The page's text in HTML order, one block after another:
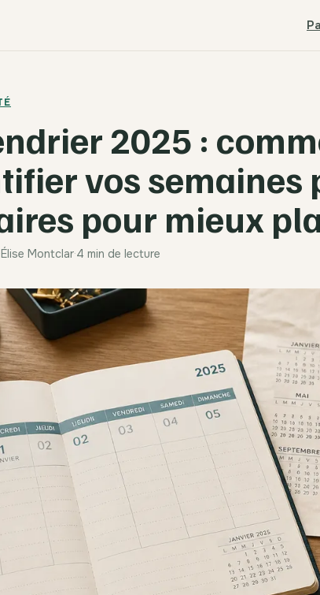
2025 :
vos semaines
pour mieux
Élise Montclar·4 min de lecture